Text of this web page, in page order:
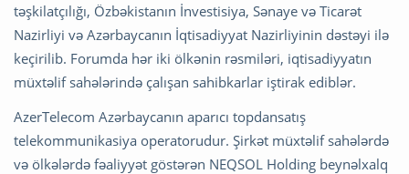
təşkilatçılığı, Özbəkistanın İnvestisiya, Sənaye və Ticarət
Nazirliyi və Azərbaycanın İqtisadiyyat Nazirliyinin dəstəyi ilə
keçirilib. Forumda hər iki ölkənin rəsmiləri, iqtisadiyyatın
müxtəlif sahələrində çalışan sahibkarlar iştirak ediblər.
AzerTelecom Azərbaycanın aparıcı topdansatış
telekommunikasiya operatorudur. Şirkət müxtəlif sahələrdə
və ölkələrdə fəaliyyət göstərən NEQSOL Holding beynəlxalq